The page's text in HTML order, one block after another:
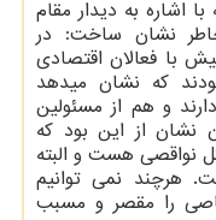
اشاره به دیدار مقام
نشان ساخت: در
با فعالان اقتصادی
که نشان میدهد
و هم از مسئولین
نشان از این بود که
نواقصی هست و البته
هرچند نمی توانیم
را مقصر و مسبب